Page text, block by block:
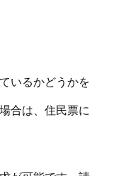
いるかどうかを
合は、住民票に